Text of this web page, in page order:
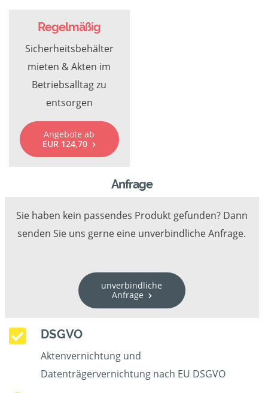
Regelmäßig
Sicherheitsbehälter
mieten & Akten im
Betriebsalltag zu
entsorgen
Angebote ab
EUR 124,70
Anfrage
Sie haben kein passendes Produkt gefunden? Dann
senden Sie uns gerne eine unverbindliche Anfrage.
unverbindliche
Anfrage
DSGVO
Aktenvernichtung und
Datenträgervernichtung nach EU DSGVO